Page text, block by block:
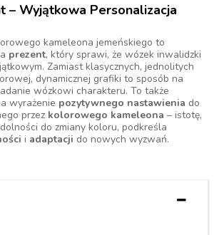
– Wyjątkowa Personalizacja
kameleona jemeńskiego to
prezent, który sprawi, że wózek inwalidzki
Zamiast klasycznych, jednolitych
dynamicznej grafiki to sposób na
wózkowi charakteru. To także
wyrażenie pozytywnego nastawienia do
przez kolorowego kameleona – istotę,
do zmiany koloru, podkreśla
i adaptacji do nowych wyzwań.